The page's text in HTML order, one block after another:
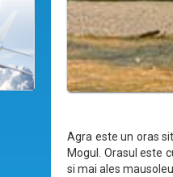
Agra este un oras
Mogul. Orasul este
si mai ales